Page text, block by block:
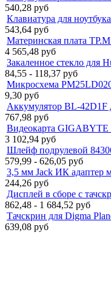
540,28 руб
Клавиатура для
543,64 руб
Материнская плата
4 565,48 руб
Закаленное стекло для
84,55 - 118,37 руб
Микросхема
9,30 руб
Аккумулятор BL-42D1F
767,98 руб
Видеокарта
3 102,94 руб
Шлейф подрулевой
579,99 - 626,05 руб
3,5 мм Jack ИК адаптер
244,26 руб
Дисплей в сборе с
862,48 - 1 684,52 руб
Тачскрин для Digma
639,08 руб